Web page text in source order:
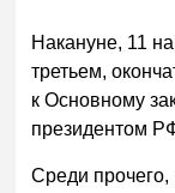
Накануне, 11
третьем,
к Основному
президентом
Среди